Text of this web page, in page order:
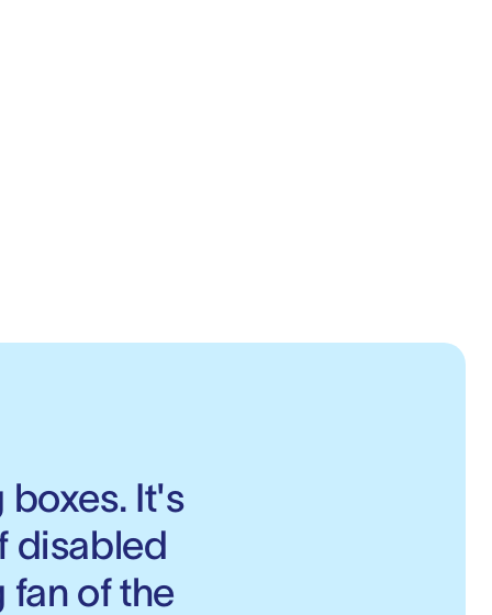
It's
disabled
fan of the